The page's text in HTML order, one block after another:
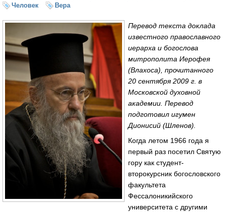
Человек
Вера
Перевод текста доклада
известного православного
иерарха и богослова
митрополита Иерофея
(Влахоса), прочитанного
20 сентября 2009 г. в
Московской духовной
академии. Перевод
подготовил игумен
Дионисий (Шленов).
Когда летом 1966 года я
первый раз посетил Святую
гору как студент-
второкурсник богословского
факультета
Фессалоникийского
университета с другими